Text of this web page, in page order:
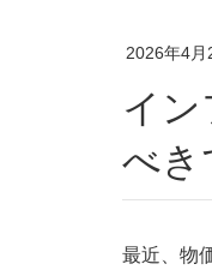
2026年4月
イ
べき
最近、物